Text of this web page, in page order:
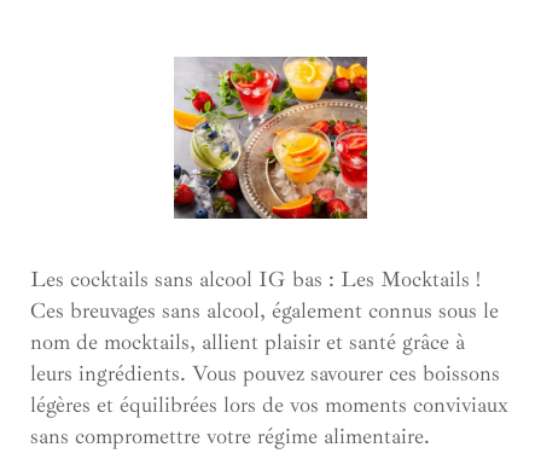
Les cocktails sans alcool IG bas : Les Mocktails !
Ces breuvages sans alcool, également connus sous le
nom de mocktails, allient plaisir et santé grâce à
leurs ingrédients. Vous pouvez savourer ces boissons
légères et équilibrées lors de vos moments conviviaux
sans compromettre votre régime alimentaire.